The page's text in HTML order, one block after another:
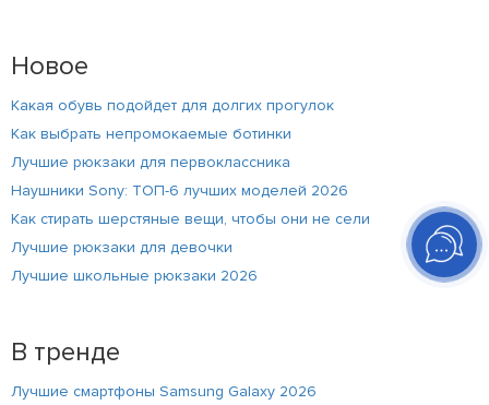
Новое
Какая обувь подойдет для долгих прогулок
Как выбрать непромокаемые ботинки
Лучшие рюкзаки для первоклассника
Наушники Sony: ТОП-6 лучших моделей 2026
Как стирать шерстяные вещи, чтобы они не сели
Лучшие рюкзаки для девочки
Лучшие школьные рюкзаки 2026
В тренде
Лучшие смартфоны Samsung Galaxy 2026